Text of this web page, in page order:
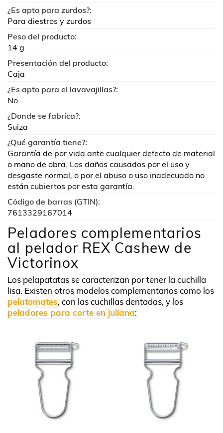
¿Es apto para zurdos?:
Para diestros y zurdos
Peso del producto:
14 g
Presentación del producto:
Caja
¿Es apto para el lavavajillas?:
No
¿Donde se fabrica?:
Suiza
¿Qué garantía tiene?:
Garantía de por vida ante cualquier defecto de material
o mano de obra. Los daños causados por el uso y
desgaste normal, o por el abuso o uso inadecuado no
están cubiertos por esta garantía.
Código de barras (GTIN):
7613329167014
Peladores complementarios
al pelador REX Cashew de
Victorinox
Los pelapatatas se caracterizan por tener la cuchilla
lisa. Existen otros modelos complementarios como los
pelatomates, con las cuchillas dentadas, y los
peladores para corte en juliana: